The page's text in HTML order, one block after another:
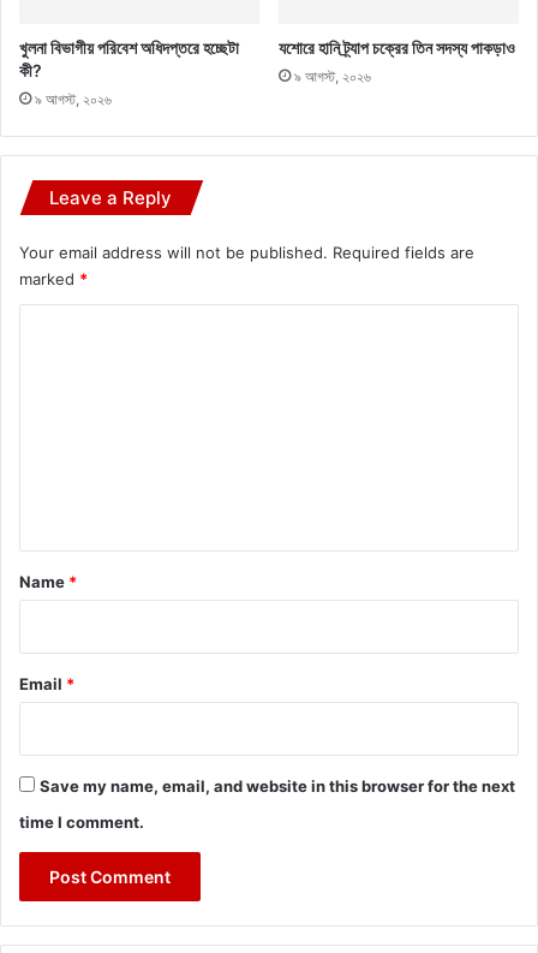
খুলনা বিভাগীয় পরিবেশ অধিদপ্তরে হচ্ছেটা
কী?
৯ আগস্ট, ২০২৬
যশোরে হানি ট্র্যাপ চক্রের তিন সদস্য পাকড়াও
৯ আগস্ট, ২০২৬
Leave a Reply
Your email address will not be published. Required fields are
marked *
*
Name *
Email *
Save my name, email, and website in this browser for the next
time I comment.